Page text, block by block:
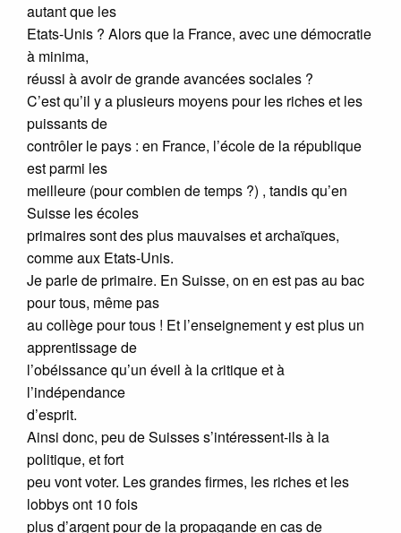
autant que les
Etats-Unis ? Alors que la France, avec une démocratie
à minima,
réussi à avoir de grande avancées sociales ?
C’est qu’il y a plusieurs moyens pour les riches et les
puissants de
contrôler le pays : en France, l’école de la république
est parmi les
meilleure (pour combien de temps ?) , tandis qu’en
Suisse les écoles
primaires sont des plus mauvaises et archaïques,
comme aux Etats-Unis.
Je parle de primaire. En Suisse, on en est pas au bac
pour tous, même pas
au collège pour tous ! Et l’enseignement y est plus un
apprentissage de
l’obéissance qu’un éveil à la critique et à
l’indépendance
d’esprit.
Ainsi donc, peu de Suisses s’intéressent-ils à la
politique, et fort
peu vont voter. Les grandes firmes, les riches et les
lobbys ont 10 fois
plus d’argent pour de la propagande en cas de